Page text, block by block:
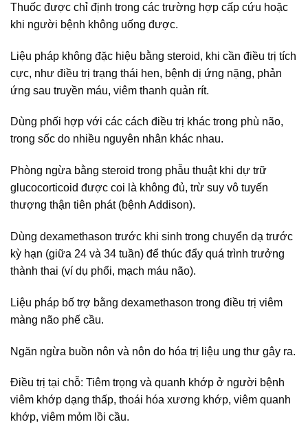
Thuốc được chỉ định trong các trường hợp cấp cứu hoặc
khi người bệnh không uống được.
Liệu pháp không đặc hiệu bằng steroid, khi cần điều trị tích
cực, như điều trị trạng thái hen, bệnh dị ứng nặng, phản
ứng sau truyền máu, viêm thanh quản rít.
Dùng phối hợp với các cách điều trị khác trong phù não,
trong sốc do nhiều nguyên nhân khác nhau.
Phòng ngừa bằng steroid trong phẫu thuật khi dự trữ
glucocorticoid được coi là không đủ, trừ suy vô tuyến
thượng thận tiên phát (bệnh Addison).
Dùng dexamethason trước khi sinh trong chuyển dạ trước
kỳ hạn (giữa 24 và 34 tuần) để thúc đẩy quá trình trưởng
thành thai (ví dụ phổi, mạch máu não).
Liệu pháp bố trợ bằng dexamethason trong điều trị viêm
màng não phế cầu.
Ngăn ngừa buồn nôn và nôn do hóa trị liệu ung thư gây ra.
Điều trị tại chỗ: Tiêm trọng và quanh khớp ở người bệnh
viêm khớp dạng thấp, thoái hóa xương khớp, viêm quanh
khớp, viêm mỏm lồi cầu.